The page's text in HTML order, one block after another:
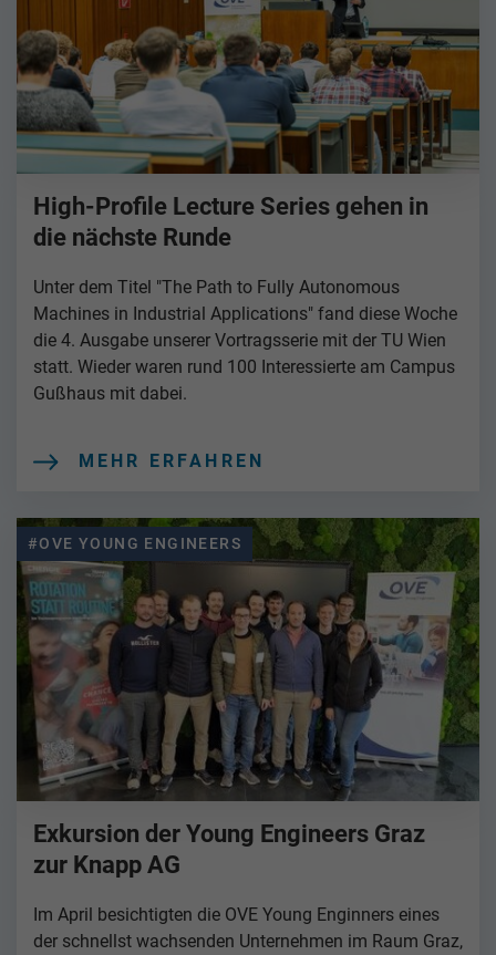
High-Profile Lecture Series gehen in
die nächste Runde
Unter dem Titel "The Path to Fully Autonomous
Machines in Industrial Applications" fand diese Woche
die 4. Ausgabe unserer Vortragsserie mit der TU Wien
statt. Wieder waren rund 100 Interessierte am Campus
Gußhaus mit dabei.
MEHR ERFAHREN
#OVE YOUNG ENGINEERS
Exkursion der Young Engineers Graz
zur Knapp AG
Im April besichtigten die OVE Young Enginners eines
der schnellst wachsenden Unternehmen im Raum Graz,